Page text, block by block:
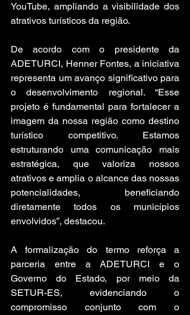
YouTube, ampliando a visibilidade dos
atrativos turísticos da região.
De acordo com o presidente da
ADETURCI, Henner Fontes, a iniciativa
representa um avanço significativo para
o desenvolvimento regional. “Esse
projeto é fundamental para fortalecer a
imagem da nossa região como destino
turístico competitivo. Estamos
estruturando uma comunicação mais
estratégica, que valoriza nossos
atrativos e amplia o alcance das nossas
potencialidades, beneficiando
diretamente todos os municípios
envolvidos”, destacou.
A formalização do termo reforça a
parceria entre a ADETURCI e o
Governo do Estado, por meio da
SETUR-ES, evidenciando o
compromisso conjunto com o